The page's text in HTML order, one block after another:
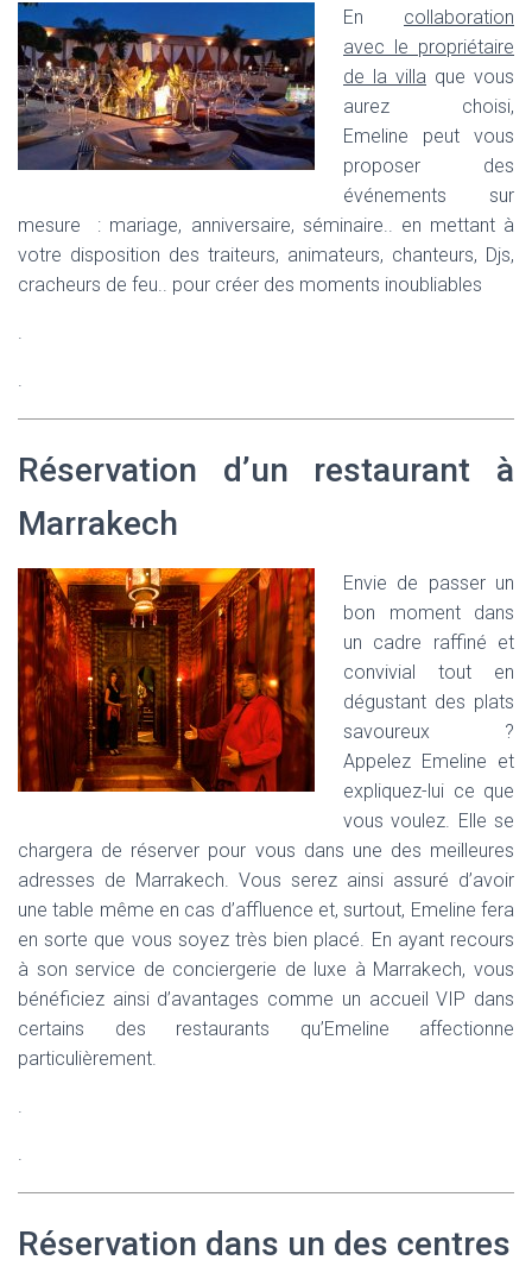
En collaboration
avec le propriétaire
de la villa que vous
aurez choisi,
Emeline peut vous
proposer des
événements sur
mesure : mariage, anniversaire, séminaire.. en mettant à
votre disposition des traiteurs, animateurs, chanteurs, Djs,
cracheurs de feu.. pour créer des moments inoubliables
.
.
Réservation d’un restaurant à
Marrakech
Envie de passer un
bon moment dans
un cadre raffiné et
convivial tout en
dégustant des plats
savoureux ?
Appelez Emeline et
expliquez-lui ce que
vous voulez. Elle se
chargera de réserver pour vous dans une des meilleures
adresses de Marrakech. Vous serez ainsi assuré d’avoir
une table même en cas d’affluence et, surtout, Emeline fera
en sorte que vous soyez très bien placé. En ayant recours
à son service de conciergerie de luxe à Marrakech, vous
bénéficiez ainsi d’avantages comme un accueil VIP dans
certains des restaurants qu’Emeline affectionne
particulièrement.
.
.
Réservation dans un des centres